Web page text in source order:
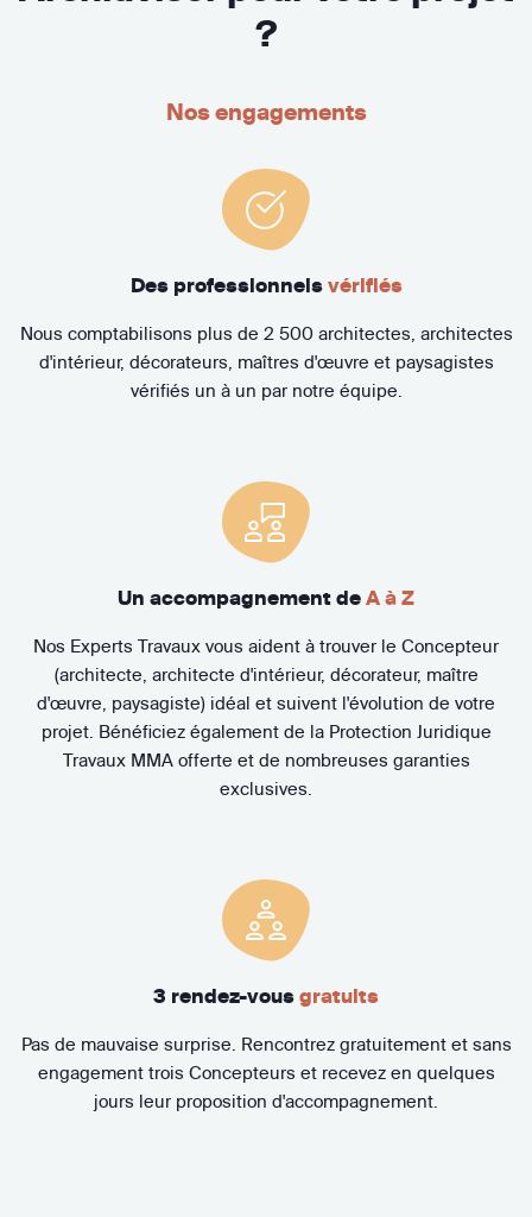
?
Nos engagements
Des professionnels vérifiés
Nous comptabilisons plus de 2 500 architectes, architectes
d'intérieur, décorateurs, maîtres d'œuvre et paysagistes
vérifiés un à un par notre équipe.
Un accompagnement de A à Z
Nos Experts Travaux vous aident à trouver le Concepteur
(architecte, architecte d'intérieur, décorateur, maître
d'œuvre, paysagiste) idéal et suivent l'évolution de votre
projet. Bénéficiez également de la Protection Juridique
Travaux MMA offerte et de nombreuses garanties
exclusives.
3 rendez-vous gratuits
Pas de mauvaise surprise. Rencontrez gratuitement et sans
engagement trois Concepteurs et recevez en quelques
jours leur proposition d'accompagnement.